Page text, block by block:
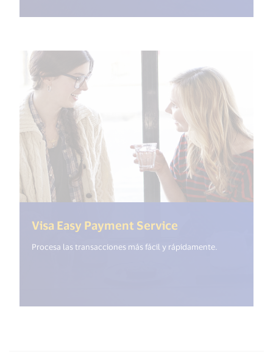
Visa Easy Payment Service
Procesa las transacciones más fácil y rápidamente.